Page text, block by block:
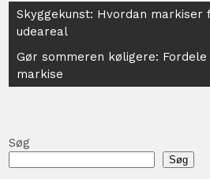
Indlægsnavigation
Skyggekunst: Hvordan markiser
udeareal
Gør sommeren køligere:
markise
Søg
Søg